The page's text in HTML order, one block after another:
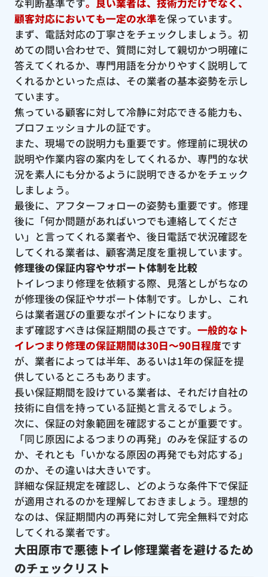
顧客対応においても一定の水準を保っています。
まず、電話対応の丁寧さをチェックしましょう。初
めての問い合わせで、質問に対して親切かつ明確に
答えてくれるか、専門用語を分かりやすく説明して
くれるかといった点は、その業者の基本姿勢を示し
ています。
焦っている顧客に対して冷静に対応できる能力も、
プロフェッショナルの証です。
また、現場での説明力も重要です。修理前に現状の
説明や作業内容の案内をしてくれるか、専門的な状
況を素人にも分かるように説明できるかをチェック
しましょう。
最後に、アフターフォローの姿勢も重要です。修理
後に「何か問題があればいつでも連絡してくださ
い」と言ってくれる業者や、後日電話で状況確認を
してくれる業者は、顧客満足度を重視しています。
修理後の保証内容やサポート体制を比較
トイレつまり修理を依頼する際、見落としがちなの
が修理後の保証やサポート体制です。しかし、これ
らは業者選びの重要なポイントになります。
まず確認すべきは保証期間の長さです。 一般的なト
イレつまり修理の保証期間は30日〜90日程度です
が、業者によっては半年、あるいは1年の保証を提
供しているところもあります。
長い保証期間を設けている業者は、それだけ自社の
技術に自信を持っている証拠と言えるでしょう。
次に、保証の対象範囲を確認することが重要です。
「同じ原因によるつまりの再発」のみを保証するの
か、それとも「いかなる原因の再発でも対応する」
のか、その違いは大きいです。
詳細な保証規定を確認し、どのような条件下で保証
が適用されるのかを理解しておきましょう。理想的
なのは、保証期間内の再発に対して完全無料で対応
してくれる業者です。
大田原市で悪徳トイレ修理業者を避けるため
のチェックリスト